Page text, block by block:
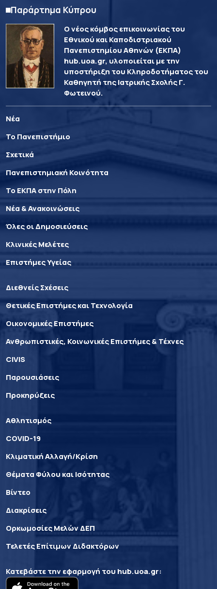
Παράρτημα Κύπρου
Ο νέος κόμβος επικοινωνίας του
Εθνικού και Καποδιστριακού
Πανεπιστημίου Αθηνών (ΕΚΠΑ)
hub.uoa.gr, υλοποιείται με την
υποστήριξη του Κληροδοτήματος του
Καθηγητή της Ιατρικής Σχολής Γ.
Φωτεινού.
Νέα
Το Πανεπιστήμιο
Σχετικά
Πανεπιστημιακή Κοινότητα
Το ΕΚΠΑ στην Πόλη
Νέα & Ανακοινώσεις
Όλες οι Δημοσιεύσεις
Κλινικές Μελέτες
Επιστήμες Υγείας
Διεθνείς Σχέσεις
Θετικές Επιστήμες και Τεχνολογία
Οικονομικές Επιστήμες
Ανθρωπιστικές, Κοινωνικές Επιστήμες & Τέχνες
CIVIS
Παρουσιάσεις
Προκηρύξεις
Αθλητισμός
COVID-19
Κλιματική Αλλαγή/Κρίση
Θέματα Φύλου και Ισότητας
Βίντεο
Διακρίσεις
Ορκωμοσίες Μελών ΔΕΠ
Τελετές Επίτιμων Διδακτόρων
Κατεβάστε την εφαρμογή του hub.uoa.gr: